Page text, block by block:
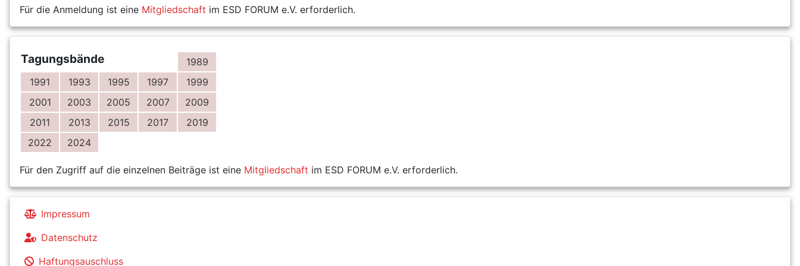
Für die Anmeldung ist eine Mitgliedschaft im ESD FORUM e.V. erforderlich.
Tagungsbände
1989
1991
1993 1995 1997
1999
2001
2003 2005 2007
2009
2011
2013 2015 2017
2019
2022
2024
Für den Zugriff auf die einzelnen Beiträge ist eine Mitgliedschaft im ESD FORUM e.V. erforderlich.
Impressum
Datenschutz
Haftungsauschluss